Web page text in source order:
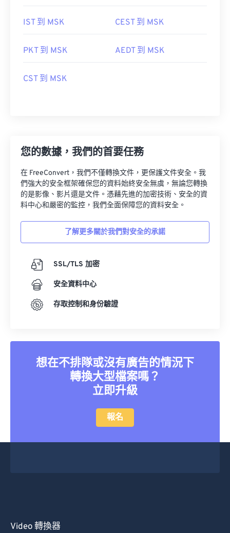
IST 到 MSK CEST 到 MSK
PKT 到 MSK AEDT 到 MSK
CST 到 MSK
您的數據，我們的首要任務
在 FreeConvert，我們不僅轉換文件，更保護文件安全。我
們強大的安全框架確保您的資料始終安全無虞，無論您轉換
的是影像、影片還是文件。憑藉先進的加密技術、安全的資
料中心和嚴密的監控，我們全面保障您的資料安全。
了解更多關於我們對安全的承諾
SSL/TLS 加密
安全資料中心
存取控制和身份驗證
想在不排隊或沒有廣告的情況下
轉換大型檔案嗎？
立即升級
報名
Video 轉換器